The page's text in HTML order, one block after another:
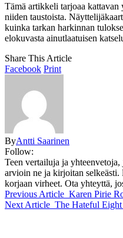
Tämä artikkeli tarjoaa
niiden taustoista.
kuinka tarkan harkinnan
elokuvasta ainutlaatuisen
Share This Article
Facebook Print
ByAntti Saarinen
Follow:
Teen vertailuja ja
arvioin ne ja kirjoitan selkeästi.
korjaan virheet. Ota yhteyttä,
Previous Article Karen Pirie
Next Article The Hateful Eight